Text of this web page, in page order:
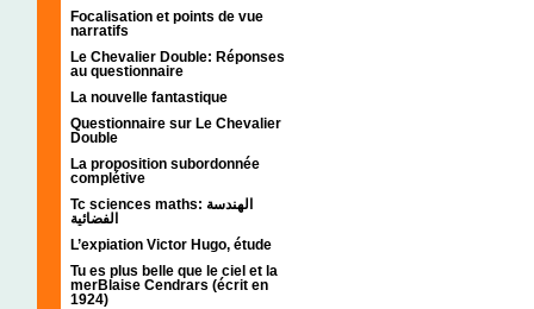
Focalisation et points de vue
narratifs
Le Chevalier Double: Réponses
au questionnaire
La nouvelle fantastique
Questionnaire sur Le Chevalier
Double
La proposition subordonnée
complétive
Tc sciences maths: الهندسة
الفضائية
L’expiation Victor Hugo, étude
Tu es plus belle que le ciel et la
merBlaise Cendrars (écrit en
1924)